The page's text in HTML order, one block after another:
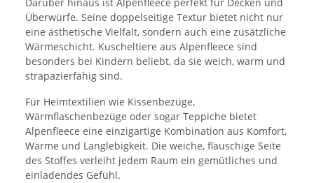
Überwürfe. Seine doppelseitige Textur bietet nicht nur
eine ästhetische Vielfalt, sondern auch eine zusätzliche
Wärmeschicht. Kuscheltiere aus Alpenfleece sind
besonders bei Kindern beliebt, da sie weich, warm und
strapazierfähig sind.
Für Heimtextilien wie Kissenbezüge,
Wärmflaschenbezüge oder sogar Teppiche bietet
Alpenfleece eine einzigartige Kombination aus Komfort,
Wärme und Langlebigkeit. Die weiche, flauschige Seite
des Stoffes verleiht jedem Raum ein gemütliches und
einladendes Gefühl.